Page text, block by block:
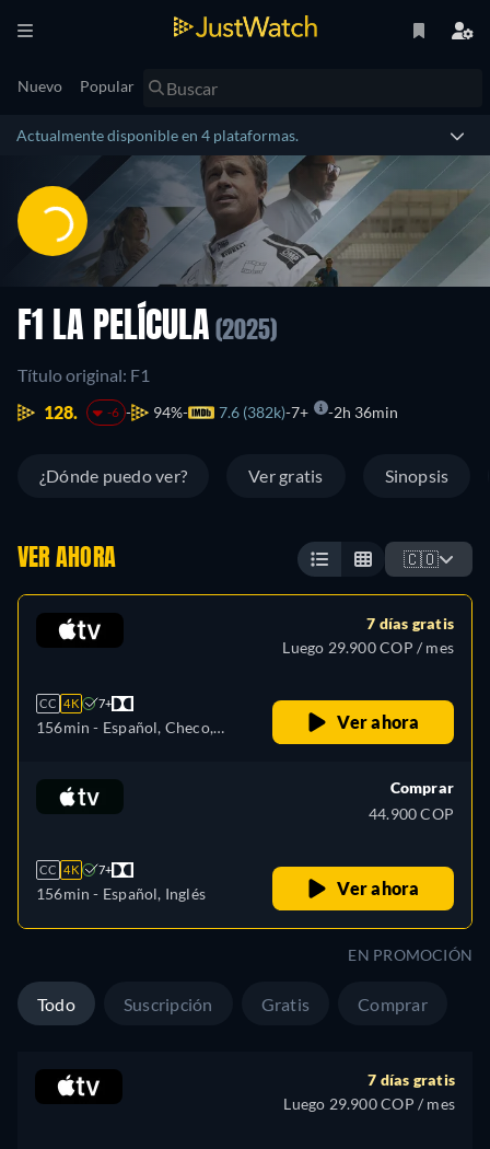
Nuevo Popular
Actualmente disponible en 4 plataformas.
F1 LA PELÍCULA (2025)
Título original: F1
128.
-6 94% 7.6 (382k) 7+ 2h 36min
¿Dónde puedo ver? Ver gratis Sinopsis
VER AHORA 🇨🇴
CC 4K 7+
156min - Español, Checo,
Húngaro, Italiano, Japonés,
Portugués, Ruso, Eslovaquia,
7 días gratis
Luego 29.900 COP / mes
Ver ahora
CC 4K 7+
156min - Español, Inglés
Comprar
44.900 COP
Ver ahora
EN PROMOCIÓN
Todo Suscripción Gratis Comprar
7 días gratis
Luego 29.900 COP / mes